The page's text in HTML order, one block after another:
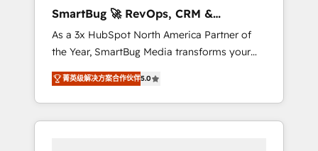
agents, and high-integrity migrations for total
reporting clarity. Security & Compliance: SOC
2 Type I and HIPAA attested for enterprise-
grade data security. 🏆 Why Bluleadz? GTM
OS Partner | 16+ Years Experience | 1,000+
Five-Star Reviews
SmartBug 🚀 RevOps, CRM &
Integration Experts
As a 3x HubSpot North America Partner of
the Year, SmartBug Media transforms your
customer lifecycle into a revenue engine. Our
unified ecosystem includes specialized
divisions Globalia (AI & Software) and Point
Success Media (Paid Media), making this the
菁英级解决方案合作伙伴5.0